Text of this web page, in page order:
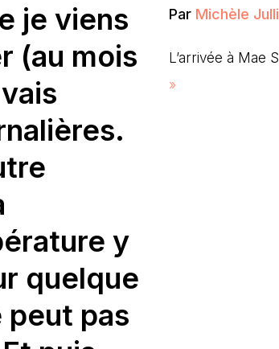
je viens
(au mois
y
quelque
peut pas
Par Michèle
L’arrivée à Mae
»